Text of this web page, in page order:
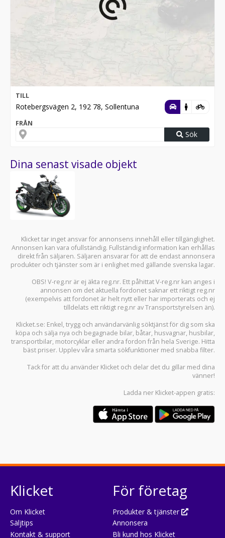
TILL
Rotebergsvägen 2, 192 78, Sollentuna
FRÅN
Sök
Dina senast visade objekt
Klicket tar inget ansvar för annonsens innehåll eller tillgänglighet.
Annonsen kan vara ofullständig. Fullständig information kan erhållas
direkt från säljaren. Säljaren ansvarar för att de endast annonsera
produkter och tjänster som är i enlighet med gällande svenska lagar.
OBS! V-reg.nr är ej äkta reg.nr. Ett påhittat V-reg.nr kan anges i
annonsen om det aktuella fordonet saknar ett riktigt reg.nr
(exempelvis att fordonet är helt nytt eller har importerats och ej
tilldelats ett riktigt reg.nr av Transportstyrelsen än).
Klicket.se: Enkel, trygg och användarvänlig söktjänst för dig som ska
köpa och sälja nya och begagnade bilar, båtar, husvagnar, husbilar,
transportbilar, motorcyklar eller andra fordon från hela Sverige. Hitta
bäst priser. Upplev våra smarta sökfunktioner med snabba filter.
Tack för att du använder Klicket och delar det du gillar med dina
vänner!
Ladda ner Klicket-appen gratis:
Klicket
Om Klicket
Säljtips
Kontakt & support
För företag
Produkter & tjänster
Annonsera
Bli kund hos Klicket